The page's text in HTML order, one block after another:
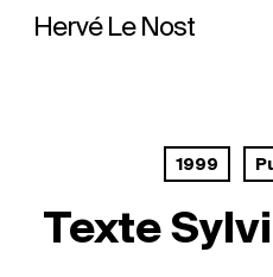
Hervé Le Nost
1999
Texte